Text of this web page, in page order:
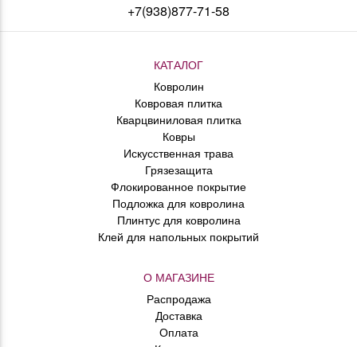
+7(938)877-71-58
КАТАЛОГ
Ковролин
Ковровая плитка
Кварцвиниловая плитка
Ковры
Искусственная трава
Грязезащита
Флокированное покрытие
Подложка для ковролина
Плинтус для ковролина
Клей для напольных покрытий
О МАГАЗИНЕ
Распродажа
Доставка
Оплата